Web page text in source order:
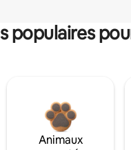
populaires
Animaux